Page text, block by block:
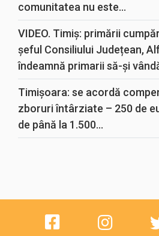
comunitatea nu este...
VIDEO. Timiș: primării
șeful Consiliului Județean,
îndeamnă primarii să-și
Timișoara: se acordă
zboruri întârziate – 250 de
de până la 1.500...